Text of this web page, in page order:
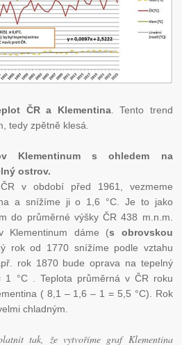
ČR a Klementina. Tento trend
tedy zpětně klesá.
Klementinum s ohledem na
ostrov.
v období před 1961, vezmeme
a snížíme ji o 1,6 °C. Je to jako
do průměrné výšky ČR 438 m.n.m.
Klementinum dáme (s obrovskou
rok od 1770 snížíme podle vztahu
rok 1870 bude oprava na tepelný
1 °C . Teplota průměrná v ČR roku
( 8,1 – 1,6 – 1 = 5,5 °C). Rok
chladným.
tak, že vytvoříme graf Klementina